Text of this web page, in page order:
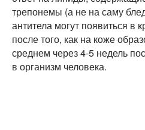
трепонемы (а не на саму
антитела могут появиться в
после того, как на коже
среднем через 4-5 недель
в организм человека.